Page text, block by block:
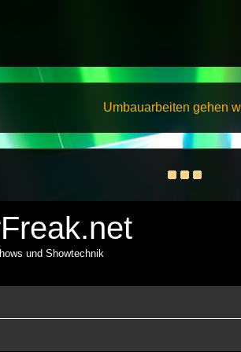
Umbauarbeiten gehen
und Showtechnik